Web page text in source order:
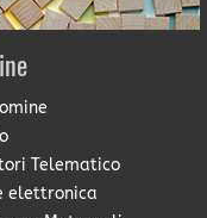
Telematico
elettronica